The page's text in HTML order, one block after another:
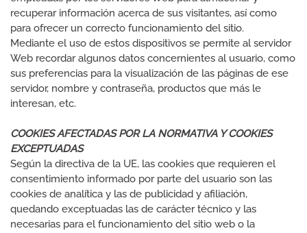
recuperar información acerca de sus visitantes, así como
para ofrecer un correcto funcionamiento del sitio.
Mediante el uso de estos dispositivos se permite al servidor
Web recordar algunos datos concernientes al usuario, como
sus preferencias para la visualización de las páginas de ese
servidor, nombre y contraseña, productos que más le
interesan, etc.
COOKIES AFECTADAS POR LA NORMATIVA Y COOKIES
EXCEPTUADAS
Según la directiva de la UE, las cookies que requieren el
consentimiento informado por parte del usuario son las
cookies de analítica y las de publicidad y afiliación,
quedando exceptuadas las de carácter técnico y las
necesarias para el funcionamiento del sitio web o la